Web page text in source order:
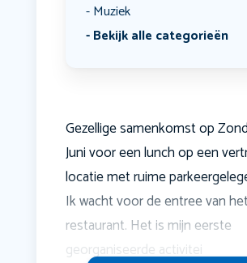
Muziek
Bekijk alle categorieën
Gezellige samenkomst op
Juni voor een lunch op een
locatie met ruime
Ik wacht voor de entree van
restaurant. Het is mijn eerste
georganiseerde activitei